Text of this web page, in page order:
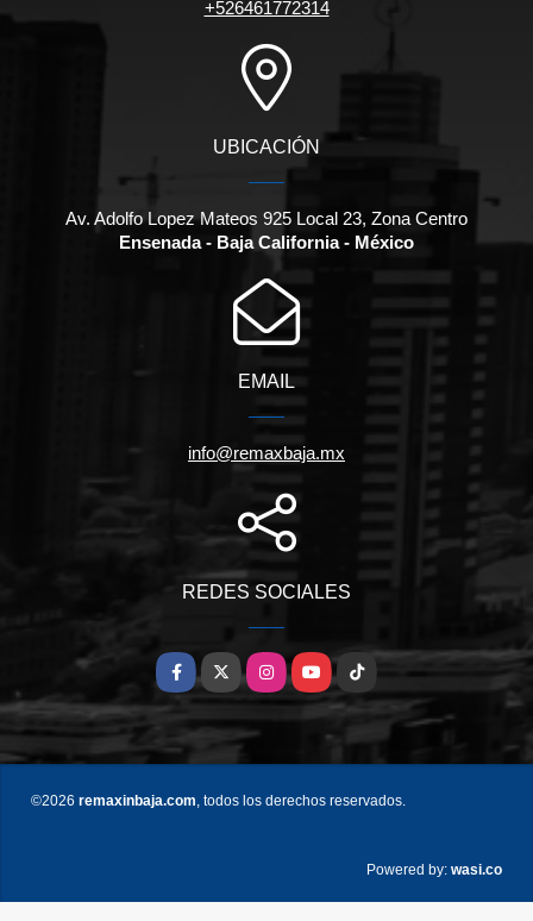
+526461772314
UBICACIÓN
Av. Adolfo Lopez Mateos 925 Local 23, Zona Centro
Ensenada - Baja California - México
EMAIL
info@remaxbaja.mx
REDES SOCIALES
Facebook
X InstagramYouTubeTikTok
©2026 remaxinbaja.com, todos los derechos reservados.
Powered by: wasi.co